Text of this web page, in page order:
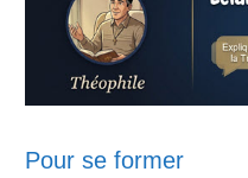
Pour se former